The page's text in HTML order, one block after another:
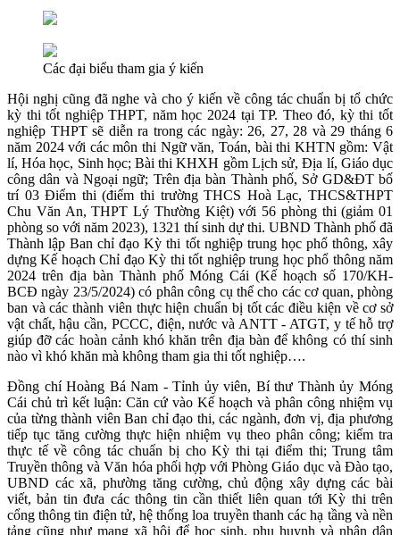
Các đại biểu tham gia ý kiến
Hội nghị cũng đã nghe và cho ý kiến về công tác chuẩn bị tổ chức
kỳ thi tốt nghiệp THPT, năm học 2024 tại TP. Theo đó, kỳ thi tốt
nghiệp THPT sẽ diễn ra trong các ngày: 26, 27, 28 và 29 tháng 6
năm 2024 với các môn thi Ngữ văn, Toán, bài thi KHTN gồm: Vật
lí, Hóa học, Sinh học; Bài thi KHXH gồm Lịch sử, Địa lí, Giáo dục
công dân và Ngoại ngữ; Trên địa bàn Thành phố, Sở GD&ĐT bố
trí 03 Điểm thi (điểm thi trường THCS Hoà Lạc, THCS&THPT
Chu Văn An, THPT Lý Thường Kiệt) với 56 phòng thi (giảm 01
phòng so với năm 2023), 1321 thí sinh dự thi. UBND Thành phố đã
Thành lập Ban chỉ đạo Kỳ thi tốt nghiệp trung học phổ thông, xây
dựng Kế hoạch Chỉ đạo Kỳ thi tốt nghiệp trung học phổ thông năm
2024 trên địa bàn Thành phố Móng Cái (Kế hoạch số 170/KH-
BCĐ ngày 23/5/2024) có phân công cụ thể cho các cơ quan, phòng
ban và các thành viên thực hiện chuẩn bị tốt các điều kiện về cơ sở
vật chất, hậu cần, PCCC, điện, nước và ANTT - ATGT, y tế hỗ trợ
giúp đỡ các hoàn cảnh khó khăn trên địa bàn để không có thí sinh
nào vì khó khăn mà không tham gia thi tốt nghiệp….
Đồng chí Hoàng Bá Nam - Tỉnh ủy viên, Bí thư Thành ủy Móng
Cái chủ trì kết luận: Căn cứ vào Kế hoạch và phân công nhiệm vụ
của từng thành viên Ban chỉ đạo thi, các ngành, đơn vị, địa phương
tiếp tục tăng cường thực hiện nhiệm vụ theo phân công; kiểm tra
thực tế về công tác chuẩn bị cho Kỳ thi tại điểm thi; Trung tâm
Truyền thông và Văn hóa phối hợp với Phòng Giáo dục và Đào tạo,
UBND các xã, phường tăng cường, chủ động xây dựng các bài
viết, bản tin đưa các thông tin cần thiết liên quan tới Kỳ thi trên
cổng thông tin điện tử, hệ thống loa truyền thanh các hạ tầng và nền
tảng cũng như mạng xã hội để học sinh, phụ huynh và nhân dân